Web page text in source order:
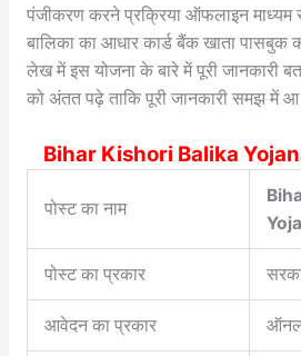
पंजीकरण करने प्रक्रिया ऑफलाइन माध्यम
बालिका का आधार कार्ड बैंक खाता
लेख में इस योजना के बारे में पूरी जानकारी
को अंतत पढ़े ताकि पूरी जानकारी समझ में
Bihar Kishori Balika
पोस्ट का नाम
पोस्ट का प्रकार
आवेदन का प्रकार